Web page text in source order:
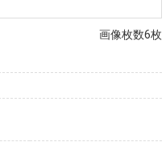
画像枚数6枚